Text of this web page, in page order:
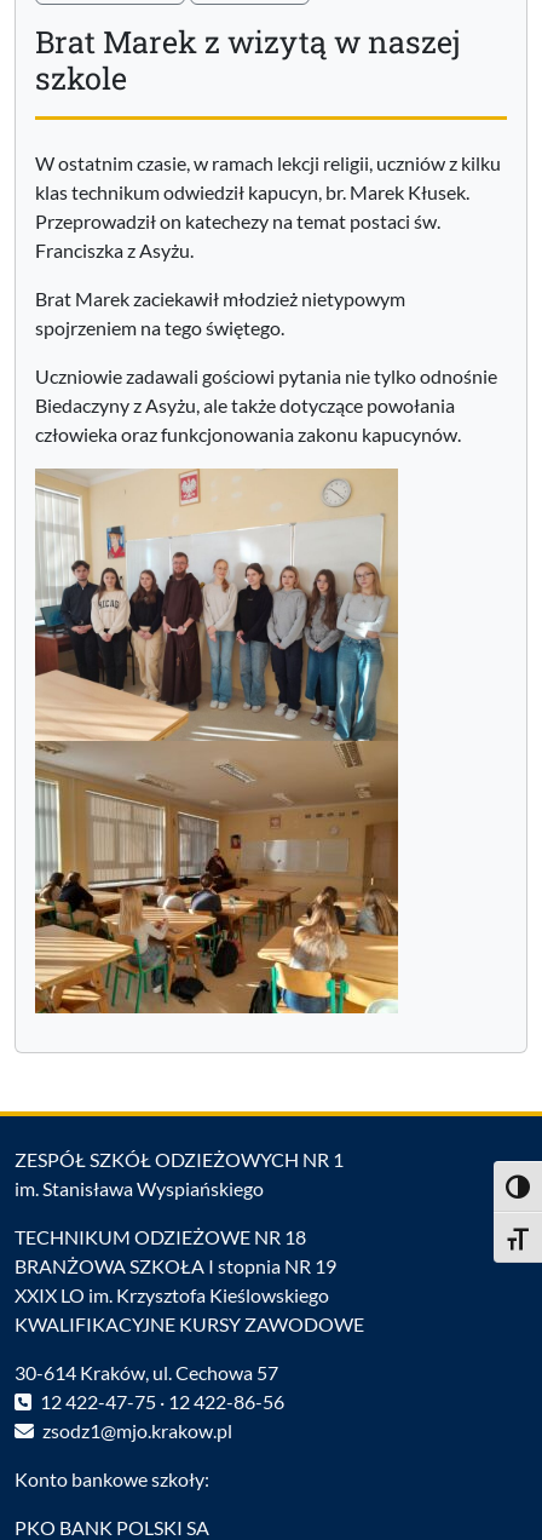
Brat Marek z wizytą w naszej
szkole
W ostatnim czasie, w ramach lekcji religii, uczniów z kilku
klas technikum odwiedził kapucyn, br. Marek Kłusek.
Przeprowadził on katechezy na temat postaci św.
Franciszka z Asyżu.
Brat Marek zaciekawił młodzież nietypowym
spojrzeniem na tego świętego.
Uczniowie zadawali gościowi pytania nie tylko odnośnie
Biedaczyny z Asyżu, ale także dotyczące powołania
człowieka oraz funkcjonowania zakonu kapucynów.
ZESPÓŁ SZKÓŁ ODZIEŻOWYCH NR 1
im. Stanisława Wyspiańskiego
TECHNIKUM ODZIEŻOWE NR 18
BRANŻOWA SZKOŁA I stopnia NR 19
XXIX LO im. Krzysztofa Kieślowskiego
KWALIFIKACYJNE KURSY ZAWODOWE
30-614 Kraków, ul. Cechowa 57
12 422-47-75 · 12 422-86-56
zsodz1@mjo.krakow.pl
Konto bankowe szkoły:
PKO BANK POLSKI SA